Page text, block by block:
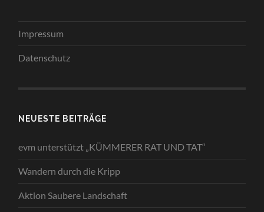
Impressum
Datenschutz
NEUESTE BEITRÄGE
evm unterstützt „KÜMMERER RAT UND TAT“
Wandern durch die Kripp
Aktion Saubere Landschaft